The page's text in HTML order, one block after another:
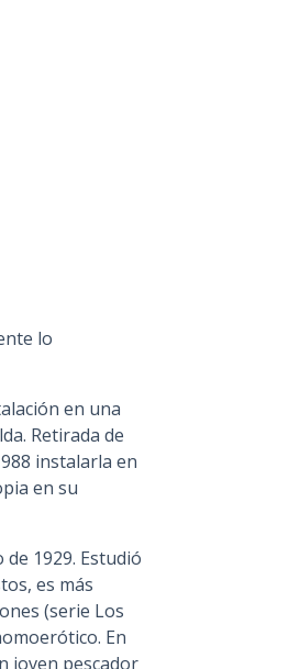
lo
en una
Retirada de
instalarla en
en su
de 1929. Estudió
es más
(serie Los
En
joven pescador